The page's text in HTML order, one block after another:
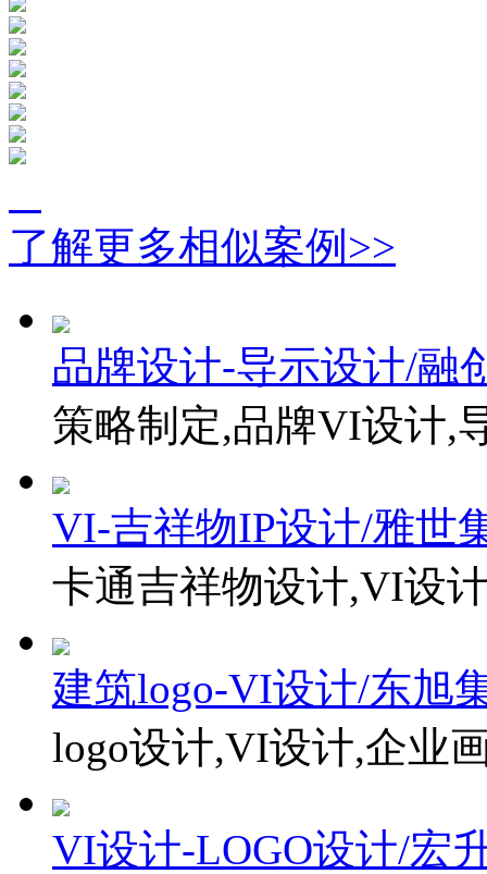
了解更多相似案例>>
品牌设计-导示设计/融
策略制定,品牌VI设计,
VI-吉祥物IP设计/雅世
卡通吉祥物设计,VI设
建筑logo-VI设计/东旭
logo设计,VI设计,企业
VI设计-LOGO设计/宏